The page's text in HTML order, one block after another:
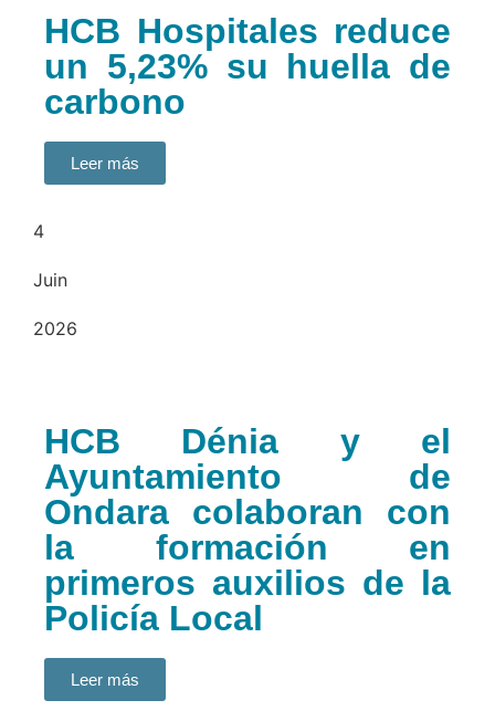
HCB Hospitales reduce
un 5,23% su huella de
carbono
Leer más
4
Juin
2026
HCB Dénia y el
Ayuntamiento de
Ondara colaboran con
la formación en
primeros auxilios de la
Policía Local
Leer más